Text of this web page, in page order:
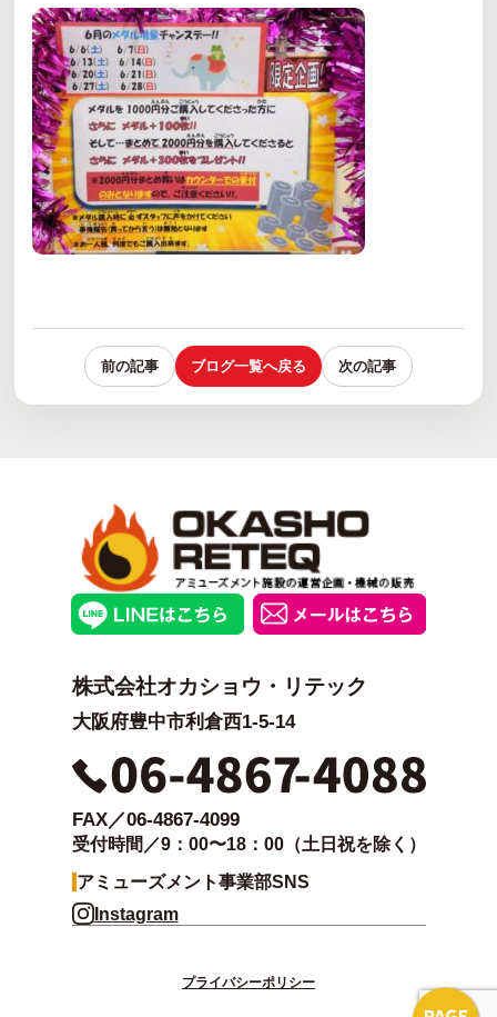
前の記事 ブログ一覧へ戻る 次の記事
株式会社オカショウ・リテック
大阪府豊中市利倉西1-5-14
FAX／06-4867-4099
受付時間／9：00〜18：00（土日祝を除く）
アミューズメント事業部SNS
Instagram
プライバシーポリシー